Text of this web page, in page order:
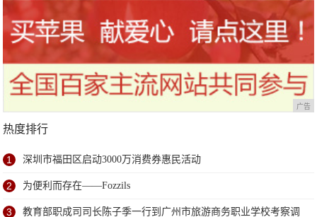
广告
热度排行
1 深圳市福田区启动3000万消费券惠民活动
2 为便利而存在——Fozzils
3 教育部职成司司长陈子季一行到广州市旅游商务职业学校考察调